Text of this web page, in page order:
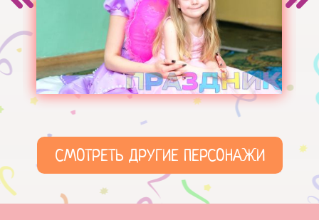
СМОТРЕТЬ ДРУГИЕ ПЕРСОНАЖИ